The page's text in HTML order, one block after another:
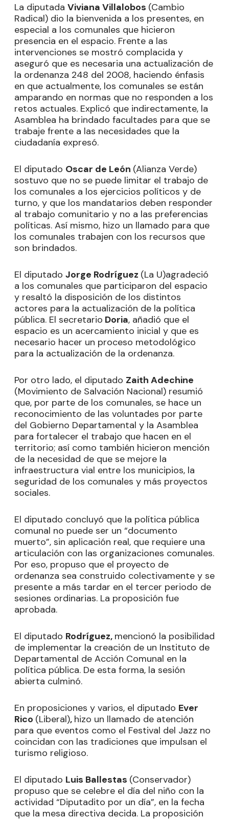
La diputada Viviana Villalobos (Cambio
Radical) dio la bienvenida a los presentes, en
especial a los comunales que hicieron
presencia en el espacio. Frente a las
intervenciones se mostró complacida y
aseguró que es necesaria una actualización de
la ordenanza 248 del 2008, haciendo énfasis
en que actualmente, los comunales se están
amparando en normas que no responden a los
retos actuales. Explicó que indirectamente, la
Asamblea ha brindado facultades para que se
trabaje frente a las necesidades que la
ciudadanía expresó.
El diputado Oscar de León (Alianza Verde)
sostuvo que no se puede limitar el trabajo de
los comunales a los ejercicios políticos y de
turno, y que los mandatarios deben responder
al trabajo comunitario y no a las preferencias
políticas. Así mismo, hizo un llamado para que
los comunales trabajen con los recursos que
son brindados.
El diputado Jorge Rodríguez (La U)agradeció
a los comunales que participaron del espacio
y resaltó la disposición de los distintos
actores para la actualización de la política
pública. El secretario Doria, añadió que el
espacio es un acercamiento inicial y que es
necesario hacer un proceso metodológico
para la actualización de la ordenanza.
Por otro lado, el diputado Zaith Adechine
(Movimiento de Salvación Nacional) resumió
que, por parte de los comunales, se hace un
reconocimiento de las voluntades por parte
del Gobierno Departamental y la Asamblea
para fortalecer el trabajo que hacen en el
territorio; así como también hicieron mención
de la necesidad de que se mejore la
infraestructura vial entre los municipios, la
seguridad de los comunales y más proyectos
sociales.
El diputado concluyó que la política pública
comunal no puede ser un “documento
muerto”, sin aplicación real, que requiere una
articulación con las organizaciones comunales.
Por eso, propuso que el proyecto de
ordenanza sea construido colectivamente y se
presente a más tardar en el tercer periodo de
sesiones ordinarias. La proposición fue
aprobada.
El diputado Rodríguez, mencionó la posibilidad
de implementar la creación de un Instituto de
Departamental de Acción Comunal en la
política pública. De esta forma, la sesión
abierta culminó.
En proposiciones y varios, el diputado Ever
Rico (Liberal), hizo un llamado de atención
para que eventos como el Festival del Jazz no
coincidan con las tradiciones que impulsan el
turismo religioso.
El diputado Luis Ballestas (Conservador)
propuso que se celebre el día del niño con la
actividad “Diputadito por un día”, en la fecha
que la mesa directiva decida. La proposición